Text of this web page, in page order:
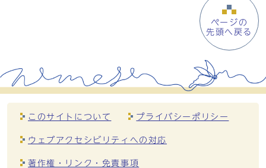
ページの
先頭へ戻る
このサイトについて プライバシーポリシー
ウェブアクセシビリティへの対応
著作権・リンク・免責事項